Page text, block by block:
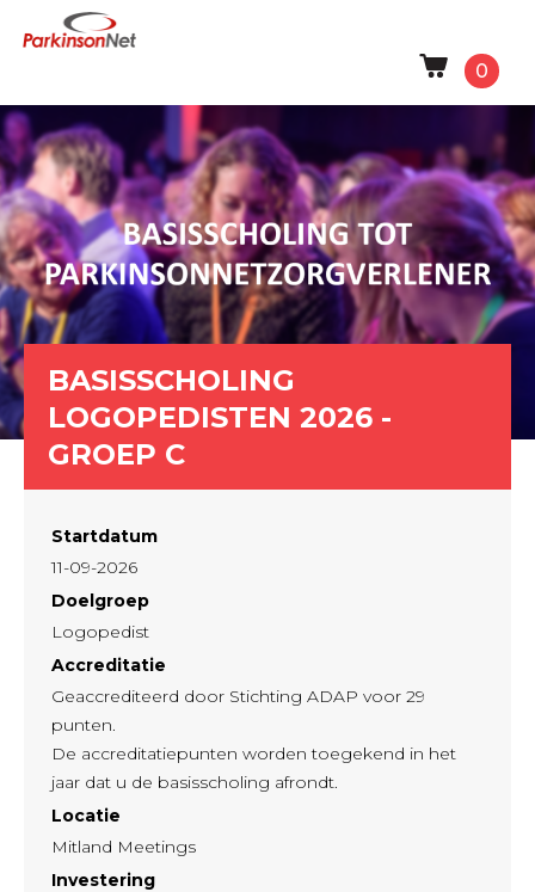
0
BASISSCHOLING
LOGOPEDISTEN 2026 -
GROEP C
Startdatum
11-09-2026
Doelgroep
Logopedist
Accreditatie
Geaccrediteerd door Stichting ADAP voor 29
punten.
De accreditatiepunten worden toegekend in het
jaar dat u de basisscholing afrondt.
Locatie
Mitland Meetings
Investering